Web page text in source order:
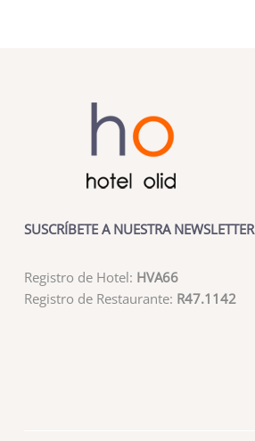
SUSCRÍBETE A NUESTRA NEWSLETTER
Registro de Hotel: HVA66
Registro de Restaurante: R47.1142